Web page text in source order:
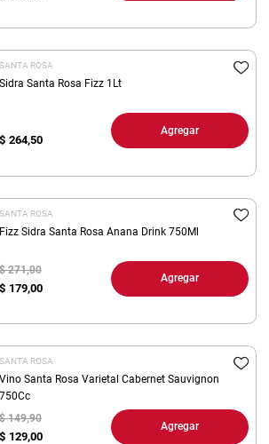
SANTA ROSA
Sidra Santa Rosa Fizz 1Lt
$ 264,50
Agregar
SANTA ROSA
Fizz Sidra Santa Rosa Anana Drink 750Ml
$ 179,00
271,00
Agregar
SANTA ROSA
Vino Santa Rosa Varietal Cabernet Sauvignon
750Cc
$ 129,00
149,90
Agregar